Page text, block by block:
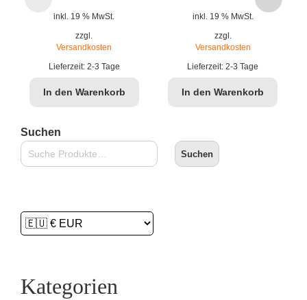
inkl. 19 % MwSt.
zzgl.
Versandkosten
Lieferzeit: 2-3 Tage
In den Warenkorb
inkl. 19 % MwSt.
zzgl.
Versandkosten
Lieferzeit:2-3 Tage
In den Warenkorb
Suchen
Suchen
Kategorien